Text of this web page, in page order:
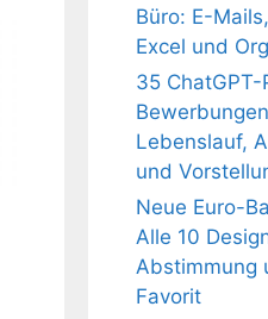
Büro: E-
Excel und
35
Lebenslauf,
und
Neue Euro-
Alle 10
Abstimmung
Favorit